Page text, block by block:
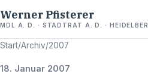
Werner Pfisterer
MDL A. D. · STADTRAT A. D. ·
Start/Archiv/2007
18. Januar 2007